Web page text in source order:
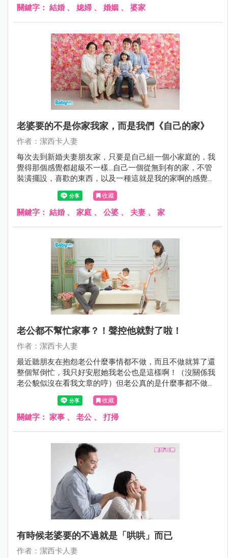
她總是忍了再說，說久我們也沒轍，畢竟別人家務事也只能
關鍵字： 結婚 、 媳婦 、 婚姻 、 婆家
老婆要的不是你家我家，而是我們《自己的家》
作者：潔西卡人妻
每次去到新婚夫妻朋友家，只要是自己組一個小家庭的，我
覺得那個感覺都超級不一樣...自己一個從無到有的家，不管
裝潢擺設，喜歡的東西，以及一種這就是我的家啊的感覺！
而不只是這是我老公家、我嫁進來我老公家...
收藏
關鍵字： 結婚 、 家庭 、 公婆 、 夫妻 、 家
老公都不幫忙家事？！聲控他就對了啦！
作者：潔西卡人妻
最近聽朋友在抱怨老公什麼事情都不做，而且不做就算了還
整個幫倒忙，我只好安慰她我老公也是這樣啊！（沒關係我
老公貌似沒在看我文章的哼）但老公真的是什麼事都不做
嗎？！不～～～倒不是真的所有老公都不想幫忙事情，而是
他們不知道從何幫起（來跟著我翻白眼），奇怪家事這種這
麼生活化的東西，有什麼好不知道要做什麼的？！
收藏
關鍵字： 家事 、 老公 、 打掃
有時候老婆要的不過就是「哄哄」而已
作者：潔西卡人妻